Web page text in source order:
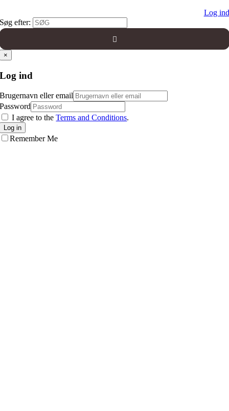
Log ind
Søg efter:
×
Log ind
Brugernavn eller email
Password
I agree to theTerms and Conditions.
Log in
Remember Me